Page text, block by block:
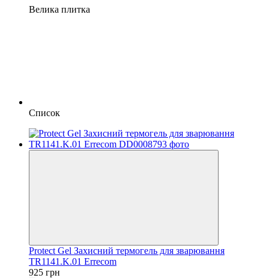
Велика плитка
Список
Protect Gel Захисний термогель для зварювання
TR1141.K.01 Errecom
925 грн